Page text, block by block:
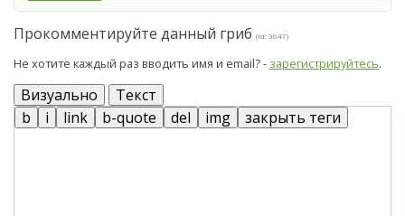
Прокомментируйте данный гриб (id: 3647)
Не хотите каждый раз вводить имя и email? - зарегистрируйтесь.
Визуально Текст